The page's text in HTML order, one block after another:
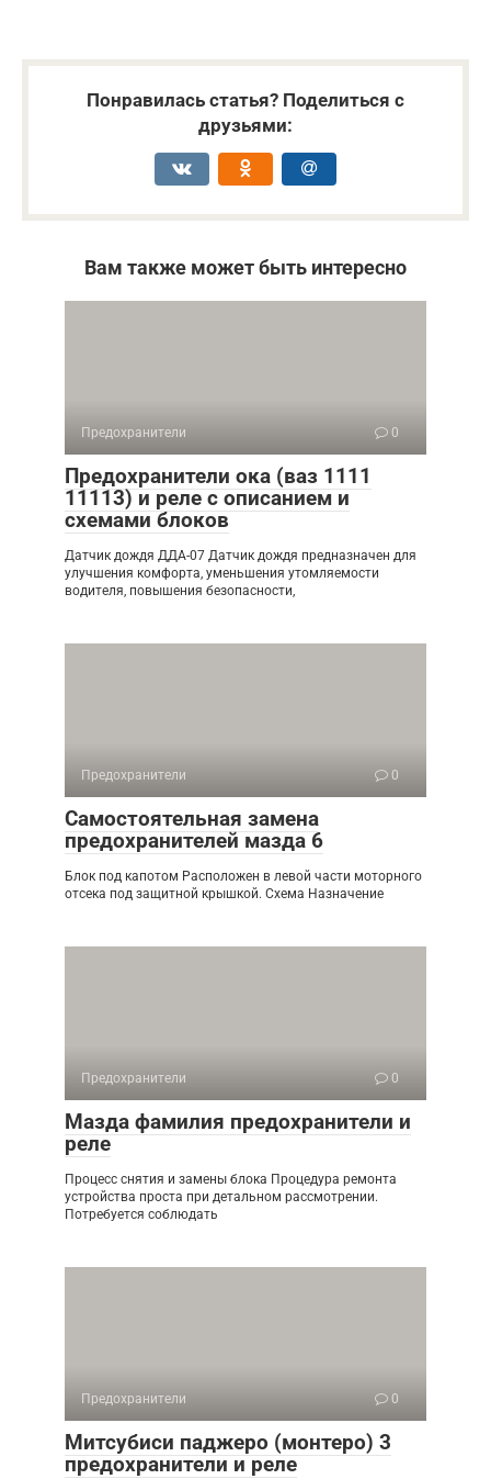
Понравилась статья? Поделиться с
друзьями:
Вам также может быть интересно
Предохранители 0
Предохранители ока (ваз 1111
11113) и реле с описанием и
схемами блоков
Датчик дождя ДДА-07 Датчик дождя предназначен для
улучшения комфорта, уменьшения утомляемости
водителя, повышения безопасности,
Предохранители 0
Самостоятельная замена
предохранителей мазда 6
Блок под капотом Расположен в левой части моторного
отсека под защитной крышкой. Схема Назначение
Предохранители 0
Мазда фамилия предохранители и
реле
Процесс снятия и замены блока Процедура ремонта
устройства проста при детальном рассмотрении.
Потребуется соблюдать
Предохранители 0
Митсубиси паджеро (монтеро) 3
предохранители и реле